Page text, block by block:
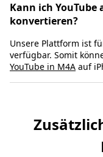
Kann ich
konvertieren?
Unsere Plattform ist
verfügbar. Somit
YouTube in M4A auf